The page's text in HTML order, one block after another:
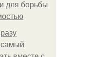
для борьбы
самый